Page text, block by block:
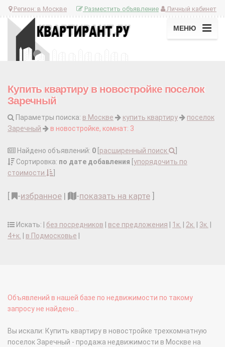
Регион: в Москве Личный кабинет
Разместить объявление
МЕНЮ
Купить квартиру в новостройке поселок
Заречный
Параметры поиска: в Москве купить квартиру
поселок
Заречный
в новостройке, комнат: 3
Найдено объявлений: 0 расширенный поиск
Сортировка: по дате добавления упорядочить по
стоимости
-избранное | -показать на карте
Искать: | без посредников все предложения 1к. 2к. 3к.
4+к.
в Подмосковье
Объявлений в нашей базе по недвижимости по такому
запросу не найдено...
Вы искали: Купить квартиру в новостройке трехкомнатную
поселок Заречный - продажа недвижимости в Москве на